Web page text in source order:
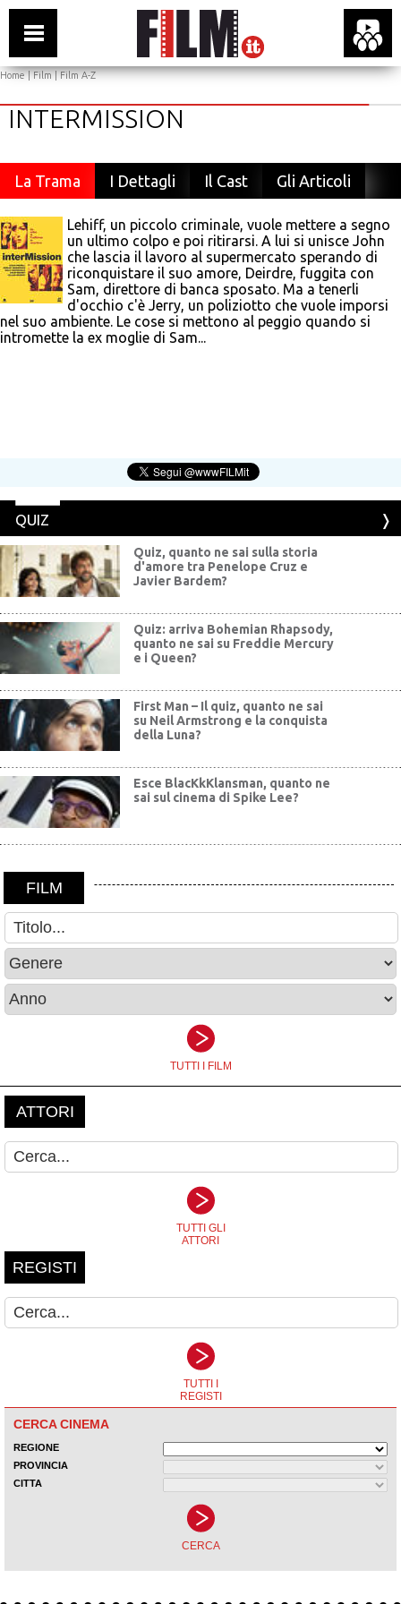
Home|Film|Film A-Z
INTERMISSION
La Trama I Dettagli Il Cast Gli Articoli
Lehiff, un piccolo criminale, vuole mettere a segno
un ultimo colpo e poi ritirarsi. A lui si unisce John
che lascia il lavoro al supermercato sperando di
riconquistare il suo amore, Deirdre, fuggita con
Sam, direttore di banca sposato. Ma a tenerli
d'occhio c'è Jerry, un poliziotto che vuole imporsi
nel suo ambiente. Le cose si mettono al peggio quando si
intromette la ex moglie di Sam...
QUIZ
Quiz, quanto ne sai sulla storia
d'amore tra Penelope Cruz e
Javier Bardem?
Quiz: arriva Bohemian Rhapsody,
quanto ne sai su Freddie Mercury
e i Queen?
First Man – Il quiz, quanto ne sai
su Neil Armstrong e la conquista
della Luna?
Esce BlacKkKlansman, quanto ne
sai sul cinema di Spike Lee?